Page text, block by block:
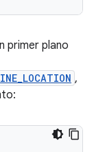
primer plano
,